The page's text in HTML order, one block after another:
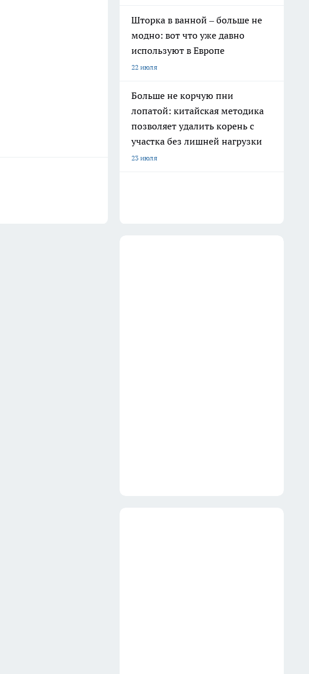
Шторка в ванной – больше не
модно: вот что уже давно
используют в Европе
22 июля
Больше не корчую пни
лопатой: китайская методика
позволяет удалить корень с
участка без лишней нагрузки
23 июля